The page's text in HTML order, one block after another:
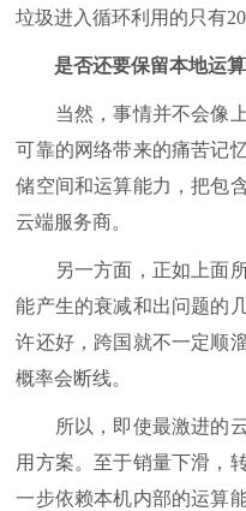
垃圾进入循环利用的只有
是否还要保留本地运
当然，事情并不会像上
可靠的网络带来的痛苦记
储空间和运算能力，把包
云端服务商。
另一方面，正如上面所
能产生的衰减和出问题的
许还好，跨国就不一定顺
概率会断线。
所以，即使最激进的云
用方案。至于销量下滑，
一步依赖本机内部的运算